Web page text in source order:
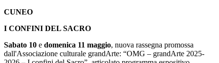
CUNEO
I CONFINI DEL SACRO
Sabato 10 e domenica 11 maggio, nuova rassegna promossa
dall'Associazione culturale grandArte: “OMG – grandArte 2025-